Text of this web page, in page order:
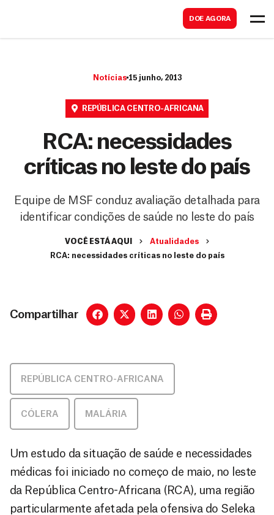
DOE AGORA
r
Notícias 15 junho, 2013
REPÚBLICA CENTRO-AFRICANA
RCA: necessidades
críticas no leste do país
Equipe de MSF conduz avaliação detalhada para
identificar condições de saúde no leste do país
VOCÊ ESTÁ AQUI
Atualidades
RCA: necessidades críticas no leste do país
Compartilhar
REPÚBLICA CENTRO-AFRICANA
CÓLERA MALÁRIA
Um estudo da situação de saúde e necessidades
médicas foi iniciado no começo de maio, no leste
da República Centro-Africana (RCA), uma região
particularmente afetada pela ofensiva do Seleka
a
r